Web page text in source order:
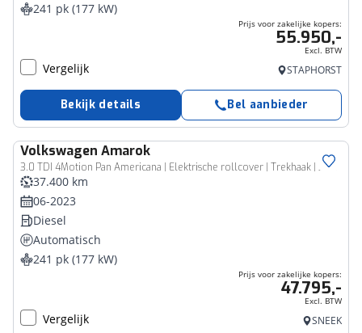
241 pk (177 kW)
Prijs voor zakelijke kopers:
55.950,-
Excl. BTW
Vergelijk STAPHORST
Bekijk details Bel aanbieder
Volkswagen Amarok
3.0 TDI 4Motion Pan Americana | Elektrische rollcover | Trekhaak | 360 Camera | Harman Kardon | Blind Spot
Bedrijfswagen
37.400 km
06-2023
Diesel
Automatisch
241 pk (177 kW)
Prijs voor zakelijke kopers:
47.795,-
Excl. BTW
Vergelijk SNEEK